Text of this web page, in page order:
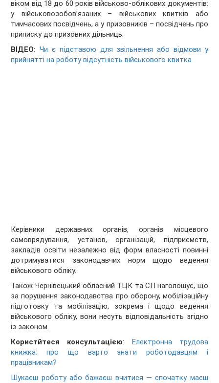
віком від 18 до 60 років військово-облікових документів:
у військовозобов’язаних – військових квитків або
тимчасових посвідчень, а у призовників – посвідчень про
приписку до призовних дільниць.
ВІДЕО: Чи є підставою для звільнення або відмови у
прийнятті на роботу відсутність військового квитка
Керівники державних органів, органів місцевого
самоврядування, установ, організацій, підприємств,
закладів освіти незалежно від форм власності повинні
дотримуватися законодавчих норм щодо ведення
військового обліку.
Також Чернівецький обласний ТЦК та СП наголошує, що
за порушення законодавства про оборону, мобілізаційну
підготовку та мобілізацію, зокрема і щодо ведення
військового обліку, вони несуть відповідальність згідно
із законом.
Користйтеся консультацією: Електронна трудова
книжка: про що варто знати роботодавцям і
працівникам?
Шукаєш роботу або бажаєш вчитися — спочатку маєш